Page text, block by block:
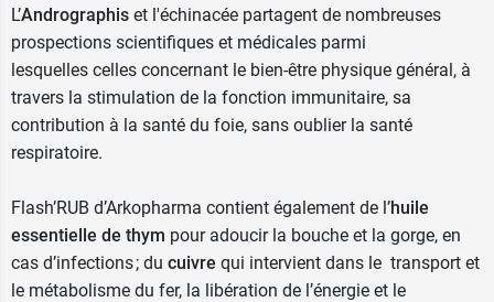
L’Andrographis et l'échinacée partagent de nombreuses
prospections scientifiques et médicales parmi
lesquelles celles concernant le bien-être physique général, à
travers la stimulation de la fonction immunitaire, sa
contribution à la santé du foie, sans oublier la santé
respiratoire.
Flash’RUB d’Arkopharma contient également de l’huile
essentielle de thym pour adoucir la bouche et la gorge, en
cas d’infections ; du cuivre qui intervient dans le transport et
le métabolisme du fer, la libération de l’énergie et le